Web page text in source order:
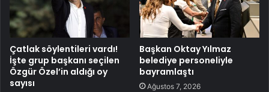
Çatlak söylentileri vardı!
İşte grup başkanı seçilen
Özgür Özel’in aldığı oy
sayısı
Başkan Oktay Yılmaz
belediye personeliyle
bayramlaştı
Ağustos 7, 2026